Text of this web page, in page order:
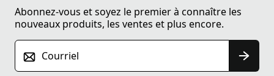
Abonnez-vous et soyez le premier à connaître les
nouveaux produits, les ventes et plus encore.
Courriel